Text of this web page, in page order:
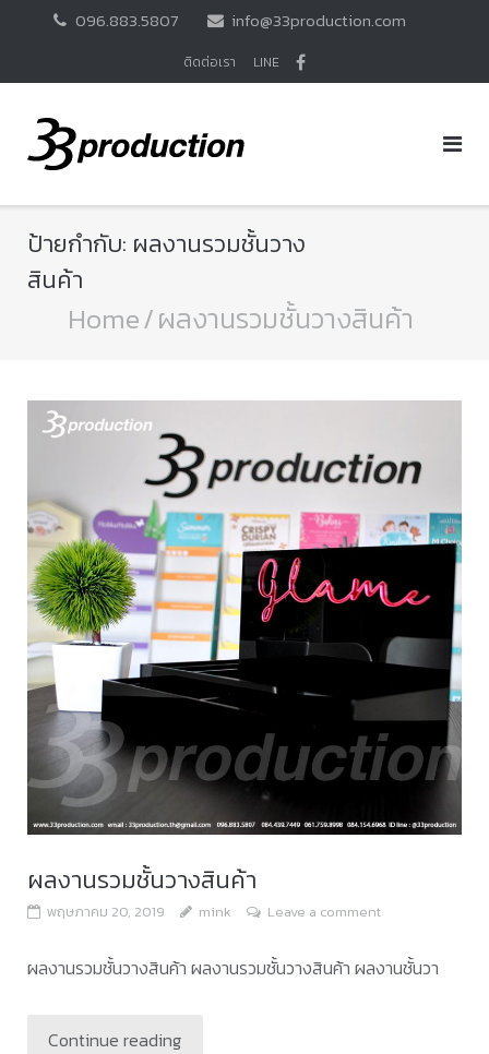
096.883.5807 info@33production.com
ติดต่อเรา LINE
ป้ายกำกับ: ผลงานรวมชั้นวาง
สินค้า
Home/ผลงานรวมชั้นวางสินค้า
ผลงานรวมชั้นวางสินค้า
พฤษภาคม 20, 2019 mink Leave a comment
ผลงานรวมชั้นวางสินค้า ผลงานรวมชั้นวางสินค้า ผลงานชั้นวา
Continue reading